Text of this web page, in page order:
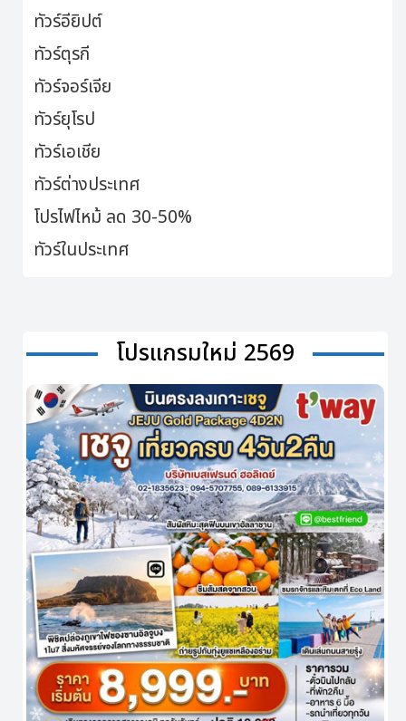
ทัวร์อียิปต์
ทัวร์ตุรกี
ทัวร์จอร์เจีย
ทัวร์ยุโรป
ทัวร์เอเชีย
ทัวร์ต่างประเทศ
โปรไฟไหม้ ลด 30-50%
ทัวร์ในประเทศ
โปรแกรมใหม่ 2569